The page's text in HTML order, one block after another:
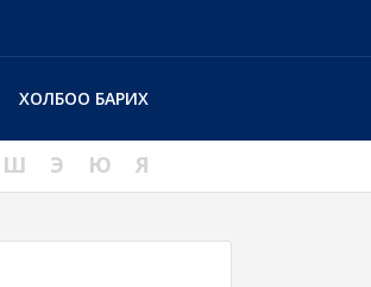
ХОЛБОО БАРИХ
Ш Э Ю Я